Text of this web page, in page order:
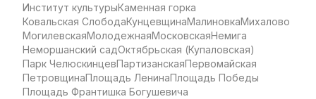
Институт культурыКаменная горка
Ковальская СлободаКунцевщинаМалиновкаМихалово
МогилевскаяМолодежнаяМосковскаяНемига
Неморшанский садОктябрьская (Купаловская)
Парк ЧелюскинцевПартизанскаяПервомайская
ПетровщинаПлощадь ЛенинаПлощадь Победы
Площадь Франтишка Богушевича